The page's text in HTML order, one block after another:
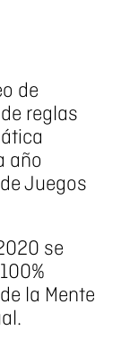
de
reglas
año
Juegos
se
la Mente